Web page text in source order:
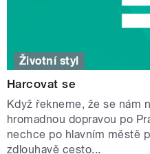
Životní styl
Harcovat se
Když řekneme, že se nám
hromadnou dopravou po
nechce po hlavním městě
zdlouhavě cesto...